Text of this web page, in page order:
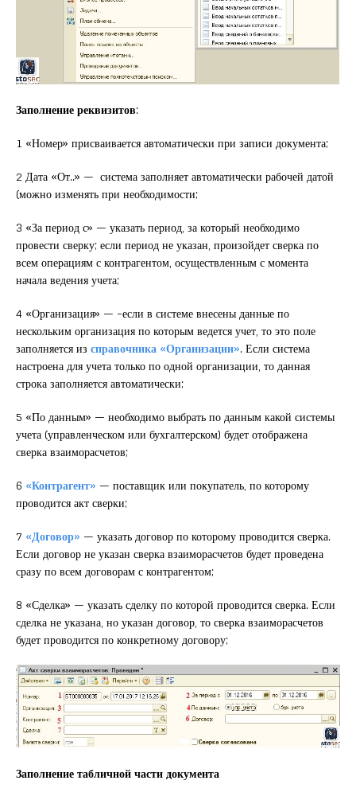
Заполнение реквизитов:
1 «Номер» присваивается автоматически при записи документа;
2 Дата «От..» — система заполняет автоматически рабочей датой
(можно изменять при необходимости;
3 «За период с» — указать период, за который необходимо
провести сверку; если период не указан, произойдет сверка по
всем операциям с контрагентом, осуществленным с момента
начала ведения учета;
4 «Организация» — -если в системе внесены данные по
нескольким организация по которым ведется учет, то это поле
заполняется из справочника «Организации». Если система
настроена для учета только по одной организации, то данная
строка заполняется автоматически;
5 «По данным» — необходимо выбрать по данным какой системы
учета (управленческом или бухгалтерском) будет отображена
сверка взаиморасчетов;
6 «Контрагент» — поставщик или покупатель, по которому
проводится акт сверки;
7 «Договор» — указать договор по которому проводится сверка.
Если договор не указан сверка взаиморасчетов будет проведена
сразу по всем договорам с контрагентом;
8 «Сделка» — указать сделку по которой проводится сверка. Если
сделка не указана, но указан договор, то сверка взаиморасчетов
будет проводится по конкретному договору;
Заполнение табличной части документа